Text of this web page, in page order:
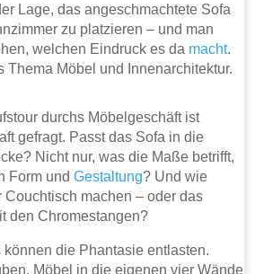
Lage, das angeschmachtete Sofa
zu platzieren – und man
welchen Eindruck es da macht.
Thema Möbel und Innenarchitektur.
durchs Möbelgeschäft ist
gefragt. Passt das Sofa in die
Nicht nur, was die Maße betrifft,
Form undGestaltung? Und wie
Couchtisch machen – oder das
den Chromestangen?
können die Phantasie entlasten.
Möbel in die eigenen vier Wände